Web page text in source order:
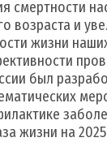
смертности
возраста и
жизни
был
жизни на